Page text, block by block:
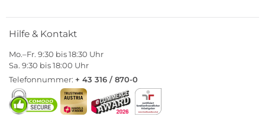
Hilfe & Kontakt
Mo.–Fr. 9:30 bis 18:30 Uhr
Sa. 9:30 bis 18:00 Uhr
Telefonnummer: + 43 316 / 870-0